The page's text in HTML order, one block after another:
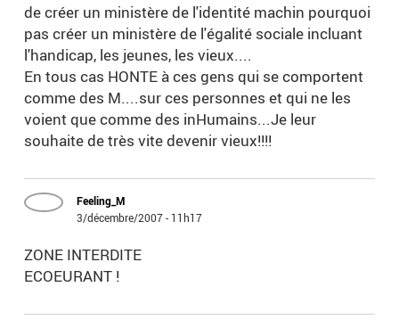
de créer un ministère de l'identité machin pourquoi
pas créer un ministère de l'égalité sociale incluant
l'handicap, les jeunes, les vieux....
En tous cas HONTE à ces gens qui se comportent
comme des M....sur ces personnes et qui ne les
voient que comme des inHumains...Je leur
souhaite de très vite devenir vieux!!!!
Feeling_M
3/décembre/2007 - 11h17
ZONE INTERDITE
ECOEURANT !